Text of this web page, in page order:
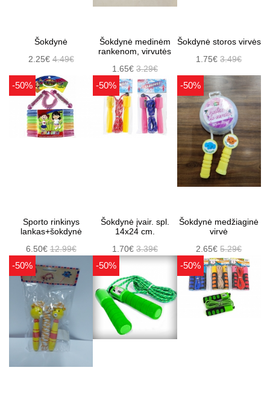
Šokdynė
2.25€4.49€
Šokdynė medinėm
rankenom, virvutės
1.65€ 3.29€
Šokdynė storos virvės
1.75€3.49€
-50%
Sporto rinkinys
lankas+šokdynė
6.50€12.99€
-50%
Šokdynė įvair. spl.
14x24 cm.
1.70€ 3.39€
-50%
Šokdynė medžiaginė
virvė
2.65€5.29€
-50% -50% -50%